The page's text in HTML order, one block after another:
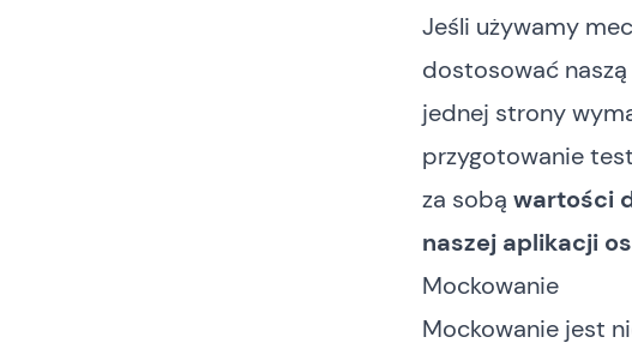
Jeśli używamy
dostosować
jednej strony
przygotowanie
za sobą wartości
naszej aplikacji
Mockowanie
Mockowanie jest